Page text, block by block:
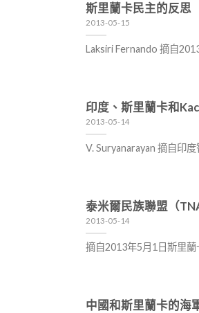
斯里蘭卡民主的反思
2013-05-15
Laksiri Fernando 摘自
印度、斯里蘭卡和
2013-05-14
V. Suryanarayan 摘自印
泰米爾民族聯盟（
2013-05-14
摘自2013年5月1日斯里蘭
中國和斯里蘭卡的海